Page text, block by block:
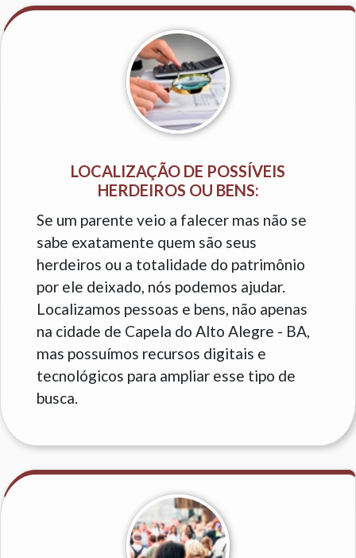
LOCALIZAÇÃO DE POSSÍVEIS
HERDEIROS OU BENS:
Se um parente veio a falecer mas não se
sabe exatamente quem são seus
herdeiros ou a totalidade do patrimônio
por ele deixado, nós podemos ajudar.
Localizamos pessoas e bens, não apenas
na cidade de Capela do Alto Alegre - BA,
mas possuímos recursos digitais e
tecnológicos para ampliar esse tipo de
busca.